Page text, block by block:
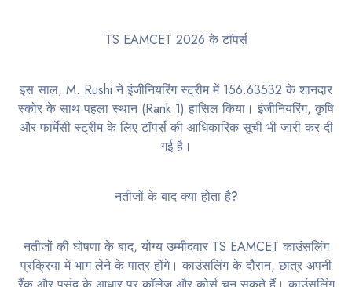
TS EAMCET 2026 के टॉपर्स
इस साल, M. Rushi ने इंजीनियरिंग स्ट्रीम में 156.63532 के शानदार
स्कोर के साथ पहला स्थान (Rank 1) हासिल किया। इंजीनियरिंग, कृषि
और फार्मेसी स्ट्रीम के लिए टॉपर्स की आधिकारिक सूची भी जारी कर दी
गई है।
नतीजों के बाद क्या होता है?
नतीजों की घोषणा के बाद, योग्य उम्मीदवार TS EAMCET काउंसलिंग
प्रक्रिया में भाग लेने के पात्र होंगे। काउंसलिंग के दौरान, छात्र अपनी